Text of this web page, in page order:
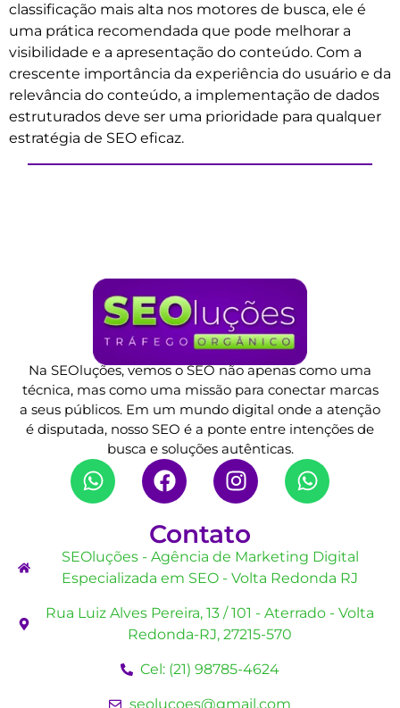
classificação mais alta nos motores de busca, ele é
uma prática recomendada que pode melhorar a
visibilidade e a apresentação do conteúdo. Com a
crescente importância da experiência do usuário e da
relevância do conteúdo, a implementação de dados
estruturados deve ser uma prioridade para qualquer
estratégia de SEO eficaz.
Na SEOluções, vemos o SEO não apenas como uma
técnica, mas como uma missão para conectar marcas
a seus públicos. Em um mundo digital onde a atenção
é disputada, nosso SEO é a ponte entre intenções de
busca e soluções autênticas.
Contato
SEOluções - Agência de Marketing Digital
Especializada em SEO - Volta Redonda RJ
Rua Luiz Alves Pereira, 13 / 101 - Aterrado - Volta
Redonda-RJ, 27215-570
Cel: (21) 98785-4624
seolucoes@gmail.com